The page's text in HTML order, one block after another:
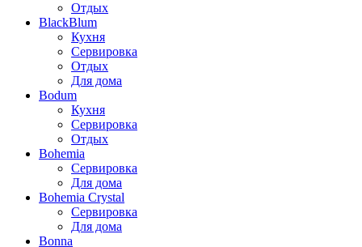
Отдых
BlackBlum
Кухня
Сервировка
Отдых
Для дома
Bodum
Кухня
Сервировка
Отдых
Bohemia
Сервировка
Для дома
Bohemia Crystal
Сервировка
Для дома
Bonna